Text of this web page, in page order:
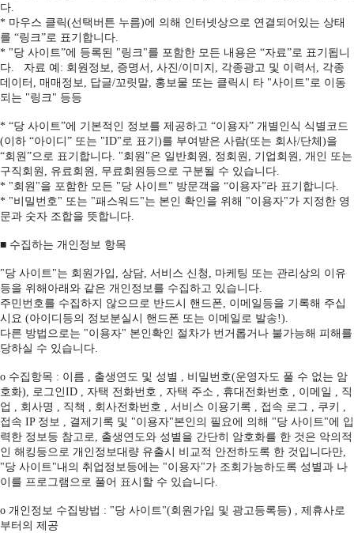
다.
* 마우스 클릭(선택버튼 누름)에 의해 인터넷상으로 연결되어있는 상태
를 “링크”로 표기합니다.
* "당 사이트”에 등록된 "링크"를 포함한 모든 내용은 “자료”로 표기됩니
다. 자료 예: 회원정보, 증명서, 사진/이미지, 각종광고 및 이력서, 각종
데이터, 매매정보, 답글/꼬릿말, 홍보물 또는 클릭시 타 "사이트"로 이동
되는 "링크" 등등
* “당 사이트”에 기본적인 정보를 제공하고 “이용자” 개별인식 식별코드
(이하 “아이디” 또는 "ID"로 표기)를 부여받은 사람(또는 회사/단체)을
“회원”으로 표기합니다. "회원"은 일반회원, 정회원, 기업회원, 개인 또는
구직회원, 유료회원, 무료회원등으로 구분될 수 있습니다.
* "회원"을 포함한 모든 "당 사이트" 방문객을 “이용자”라 표기합니다.
* "비밀번호" 또는 "패스워드"는 본인 확인을 위해 "이용자"가 지정한 영
문과 숫자 조합을 뜻합니다.
■ 수집하는 개인정보 항목
"당 사이트"는 회원가입, 상담, 서비스 신청, 마케팅 또는 관리상의 이유
등을 위해아래와 같은 개인정보를 수집하고 있습니다.
주민번호를 수집하지 않으므로 반드시 핸드폰, 이메일등을 기록해 주십
시요 (아이디등의 정보분실시 핸드폰 또는 이메일로 발송!).
다른 방법으로는 "이용자" 본인확인 절차가 번거롭거나 불가능해 피해를
당하실 수 있습니다.
ο 수집항목 : 이름 , 출생연도 및 성별 , 비밀번호(운영자도 풀 수 없는 암
호화), 로그인ID , 자택 전화번호 , 자택 주소 , 휴대전화번호 , 이메일 , 직
업 , 회사명 , 직책 , 회사전화번호 , 서비스 이용기록 , 접속 로그 , 쿠키 ,
접속 IP 정보 , 결제기록 및 "이용자"본인의 필요에 의해 "당 사이트"에 입
력한 정보등 참고로, 출생연도와 성별을 간단히 암호화를 한 것은 악의적
인 해킹등으로 개인정보대량 유출시 비교적 안전하도록 한 것입니다만,
"당 사이트"내의 취업정보등에는 "이용자"가 조회가능하도록 성별과 나
이를 프로그램으로 풀어 표시할 수 있습니다.
ο 개인정보 수집방법 : "당 사이트"(회원가입 및 광고등록등) , 제휴사로
부터의 제공